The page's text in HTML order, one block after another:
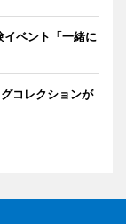
ベント「一緒に
コレクションが